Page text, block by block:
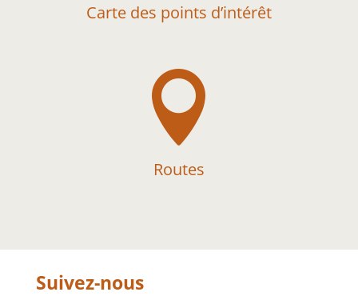
Carte des points d’intérêt

Routes
Suivez-nous